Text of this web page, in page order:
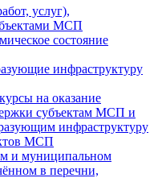
услуг),
МСП
состояние
инфраструктуру
на оказание
субъектам МСП и
инфраструктуру
МСП
и муниципальном
в перечни,